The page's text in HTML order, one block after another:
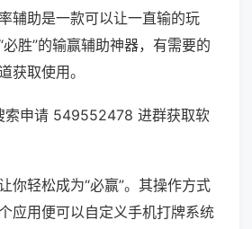
辅助是一款可以让一直输的玩
胜”的输赢辅助神器，有需要的
获取使用。
索申请 549552478 进群获取软
你轻松成为“必赢”。其操作方式
应用便可以自定义手机打牌系统